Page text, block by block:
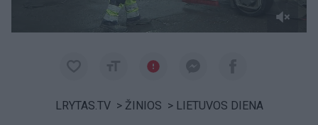
LRYTAS.TV > ŽINIOS > LIETUVOS DIENA